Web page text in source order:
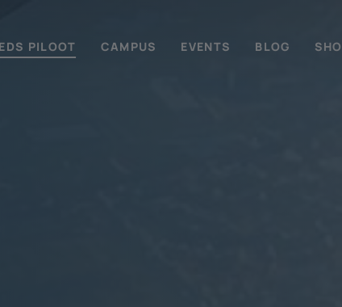
PILOOT CAMPUS EVENTS BLOG